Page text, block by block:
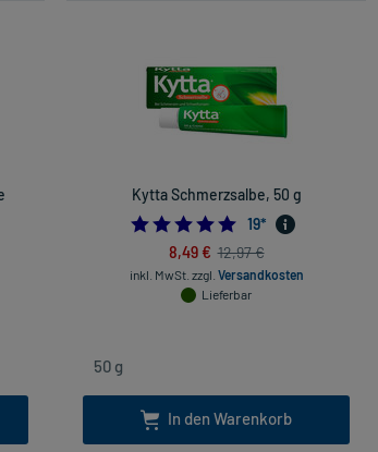
Kytta Schmerzsalbe, 50 g
4.947368421052632
19*
8,49 € 12,97 €
inkl. MwSt. zzgl. Versandkosten
Lieferbar
In den Warenkorb